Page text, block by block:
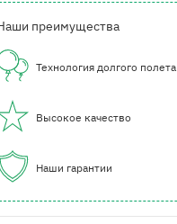
преимущества
Технология долгого полета
Высокое качество
Наши гарантии